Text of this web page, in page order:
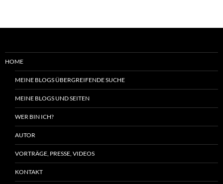
HOME
MEINE BLOGS ÜBERGREIFENDE SUCHE
MEINE BLOGS UND SEITEN
WER BIN ICH?
AUTOR
VORTRÄGE, PRESSE, VIDEOS
KONTAKT